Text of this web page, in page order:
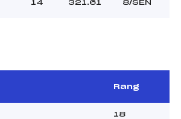
14 321.61 8/SEN
Rang
18